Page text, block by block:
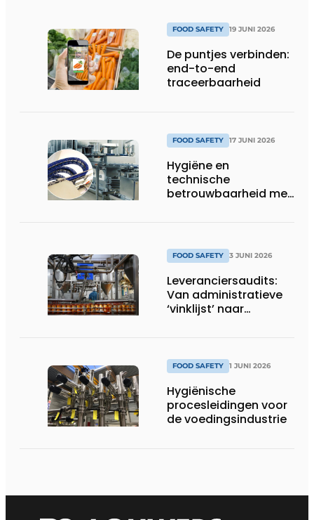
FOOD SAFETY 19 JUNI 2026
De puntjes verbinden:
end-to-end
traceerbaarheid
FOOD SAFETY 17 JUNI 2026
Hygiëne en
technische
betrouwbaarheid met
FOOD SAFETY 3 JUNI 2026
Leveranciersaudits:
Van administratieve
‘vinklijst’ naar
FOOD SAFETY 1 JUNI 2026
Hygiënische
procesleidingen voor
de voedingsindustrie